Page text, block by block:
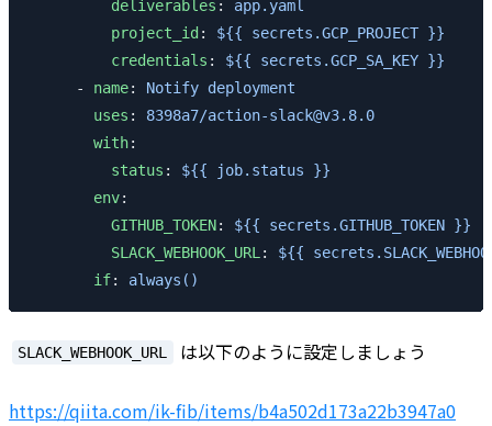
          deliverables
: app.yaml
          project_id
: ${{ secrets.GCP_PROJECT }}
          credentials
: ${{ secrets.GCP_SA_KEY }}
      -
name: Notify deployment
        uses
: 8398a7/action-slack@v3.8.0
        with
:
          status
: ${{ job.status }}
        env
:
          GITHUB_TOKEN
: ${{ secrets.GITHUB_TOKEN }}
          SLACK_WEBHOOK_URL
: ${{
        if
: always()
SLACK_WEBHOOK_URL は以下のように設定しましょう
https://qiita.com/ik-fib/items/b4a502d173a22b3947a0